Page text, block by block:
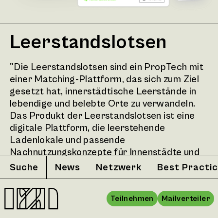
Suche News Netzwerk Best
Teilnehmen Mailverteiler
Leerstandslotsen
"Die Leerstandslotsen sind ein PropTech mit
einer Matching-Plattform, das sich zum Ziel
gesetzt hat, innerstädtische Leerstände in
lebendige und belebte Orte zu verwandeln.
Das Produkt der Leerstandslotsen ist eine
digitale Plattform, die leerstehende
Ladenlokale und passende
Nachnutzungskonzepte für Innenstädte und
Zentren mithilfe eines intelligenten Matching-
Algorithmus zusammenbringt. Die Plattform
bietet Eigentümern von Leerständen die
Möglichkeit, ihre Räumlichkeiten nach ihren
Anforderungen zu matchen und passende